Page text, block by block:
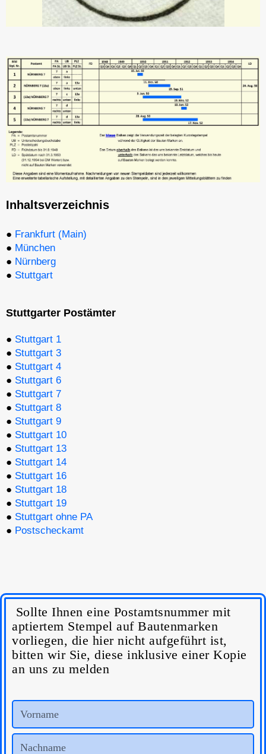
Inhaltsverzeichnis
● Frankfurt (Main)
● München
● Nürnberg
● Stuttgart
Stuttgarter Postämter
● Stuttgart 1
● Stuttgart 3
● Stuttgart 4
● Stuttgart 6
● Stuttgart 7
● Stuttgart 8
● Stuttgart 9
● Stuttgart 10
● Stuttgart 13
● Stuttgart 14
● Stuttgart 16
● Stuttgart 18
● Stuttgart 19
● Stuttgart ohne PA
● Postscheckamt
Sollte Ihnen eine Postamtsnummer mit
aptiertem Stempel auf Bautenmarken
vorliegen, die hier nicht aufgeführt ist,
bitten wir Sie, diese inklusive einer Kopie
an uns zu melden